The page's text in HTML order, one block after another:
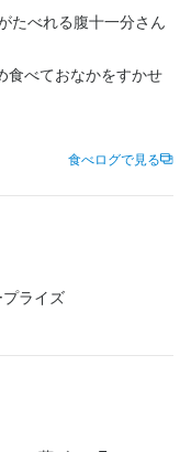
たべれる腹十一分さん
食べておなかをすかせ
食べログで見る
ライズ